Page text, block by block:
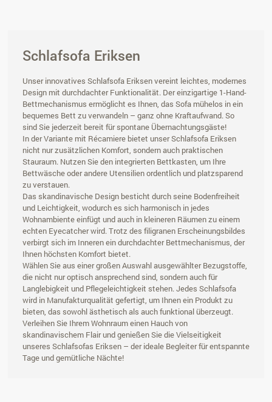
Schlafsofa Eriksen
Unser innovatives Schlafsofa Eriksen vereint leichtes, modernes
Design mit durchdachter Funktionalität. Der einzigartige 1-Hand-
Bettmechanismus ermöglicht es Ihnen, das Sofa mühelos in ein
bequemes Bett zu verwandeln – ganz ohne Kraftaufwand. So
sind Sie jederzeit bereit für spontane Übernachtungsgäste!
In der Variante mit Récamiere bietet unser Schlafsofa Eriksen
nicht nur zusätzlichen Komfort, sondern auch praktischen
Stauraum. Nutzen Sie den integrierten Bettkasten, um Ihre
Bettwäsche oder andere Utensilien ordentlich und platzsparend
zu verstauen.
Das skandinavische Design besticht durch seine Bodenfreiheit
und Leichtigkeit, wodurch es sich harmonisch in jedes
Wohnambiente einfügt und auch in kleineren Räumen zu einem
echten Eyecatcher wird. Trotz des filigranen Erscheinungsbildes
verbirgt sich im Inneren ein durchdachter Bettmechanismus, der
Ihnen höchsten Komfort bietet.
Wählen Sie aus einer großen Auswahl ausgewählter Bezugstoffe,
die nicht nur optisch ansprechend sind, sondern auch für
Langlebigkeit und Pflegeleichtigkeit stehen. Jedes Schlafsofa
wird in Manufakturqualität gefertigt, um Ihnen ein Produkt zu
bieten, das sowohl ästhetisch als auch funktional überzeugt.
Verleihen Sie Ihrem Wohnraum einen Hauch von
skandinavischem Flair und genießen Sie die Vielseitigkeit
unseres Schlafsofas Eriksen – der ideale Begleiter für entspannte
Tage und gemütliche Nächte!